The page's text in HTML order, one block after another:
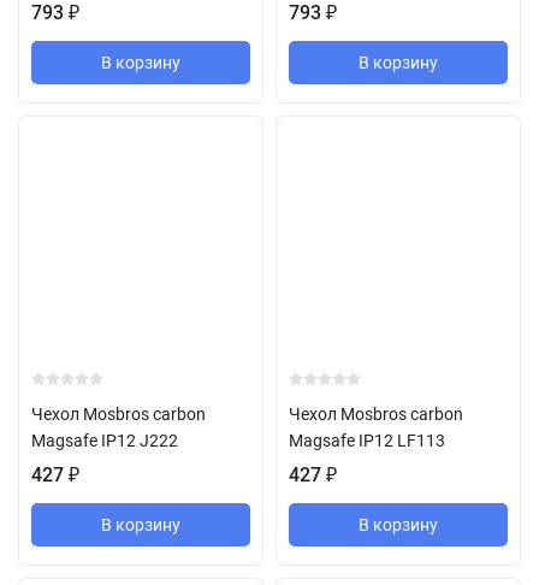
793 ₽
В корзину
793 ₽
В корзину
Чехол Mosbros carbon
Magsafe IP12 J222
427 ₽
В корзину
Чехол Mosbros carbon
Magsafe IP12 LF113
427 ₽
В корзину